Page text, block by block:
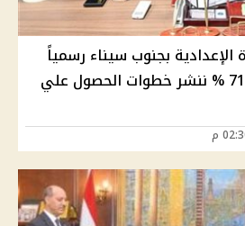
بجنوب سيناء رسمياً
ونسبة النجاح تتجاوز 71 % ننشر خطوات الحصول علي